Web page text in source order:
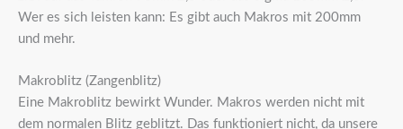
Wer es sich leisten kann: Es gibt auch Makros mit 200mm
und mehr.
Makroblitz (Zangenblitz)
Eine Makroblitz bewirkt Wunder. Makros werden nicht mit
dem normalen Blitz geblitzt. Das funktioniert nicht, da unsere